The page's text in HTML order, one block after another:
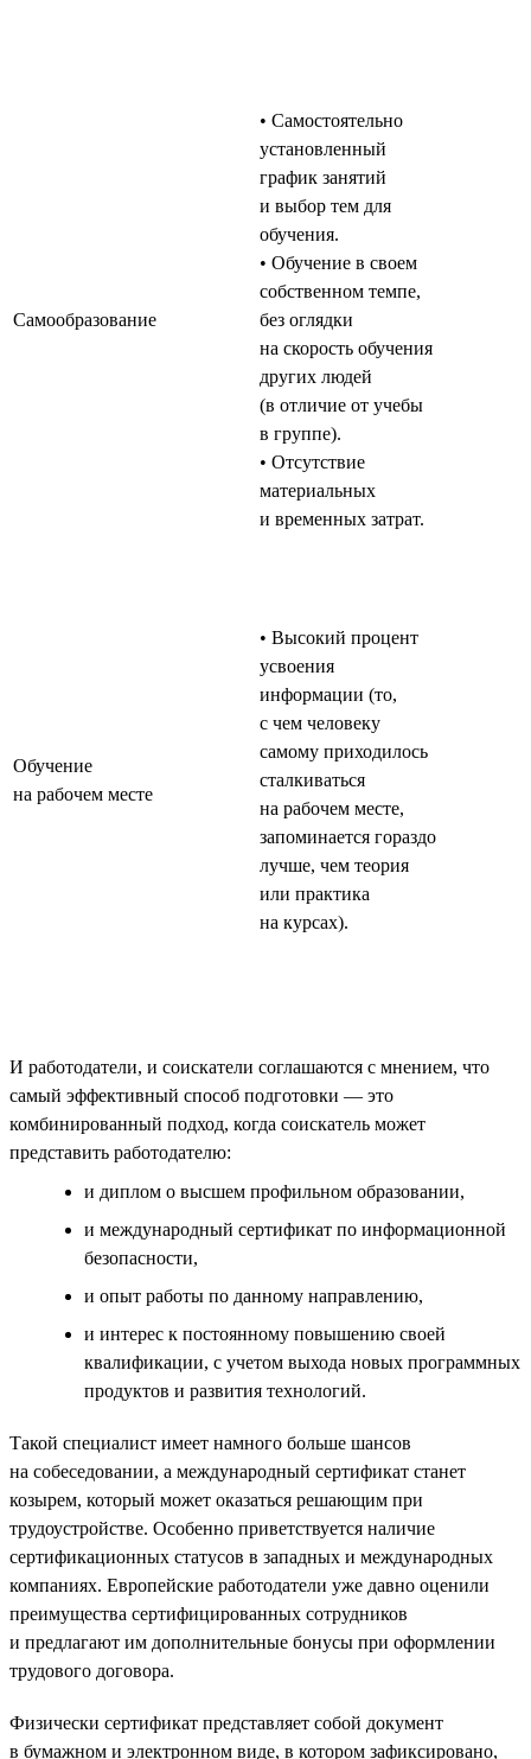
Самообразование
• Самостоятельно
установленный
график занятий
и выбор тем для
обучения.
• Обучение в своем
собственном темпе,
без оглядки
на скорость обучения
других людей
(в отличие от учебы
в группе).
• Отсутствие
материальных
и временных затрат.
Обучение
на рабочем месте
• Высокий процент
усвоения
информации (то,
с чем человеку
самому приходилось
сталкиваться
на рабочем месте,
запоминается гораздо
лучше, чем теория
или практика
на курсах).
И работодатели, и соискатели соглашаются с мнением, что
самый эффективный способ подготовки — это
комбинированный подход, когда соискатель может
представить работодателю:
и диплом о высшем профильном образовании,
и международный сертификат по информационной
безопасности,
и опыт работы по данному направлению,
и интерес к постоянному повышению своей
квалификации, с учетом выхода новых программных
продуктов и развития технологий.
Такой специалист имеет намного больше шансов
на собеседовании, а международный сертификат станет
козырем, который может оказаться решающим при
трудоустройстве. Особенно приветствуется наличие
сертификационных статусов в западных и международных
компаниях. Европейские работодатели уже давно оценили
преимущества сертифицированных сотрудников
и предлагают им дополнительные бонусы при оформлении
трудового договора.
Физически сертификат представляет собой документ
в бумажном и электронном виде, в котором зафиксировано,